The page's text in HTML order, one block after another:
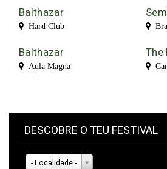
Balthazar
Hard Club
Balthazar
Aula Magna
The
DESCOBRE O TEU FESTIVAL
- Localidade -